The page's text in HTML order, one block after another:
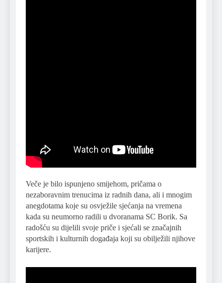
Veče je bilo ispunjeno smijehom, pričama o
nezaboravnim trenucima iz radnih dana, ali i mnogim
anegdotama koje su osvježile sjećanja na vremena
kada su neumorno radili u dvoranama SC Borik. Sa
radošću su dijelili svoje priče i sjećali se značajnih
sportskih i kulturnih događaja koji su obilježili njihove
karijere.